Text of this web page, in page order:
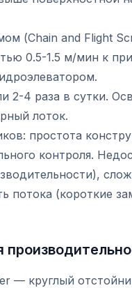
(Chain and Flight
0.5-1.5 м/мин к
2-4 раза в сутки.
лоток.
простота
контроля.
потока (короткие
— круглый